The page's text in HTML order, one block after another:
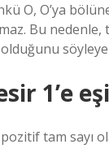
O, O’ya
Bu nedenle,
1’e
pozitif tam sayı